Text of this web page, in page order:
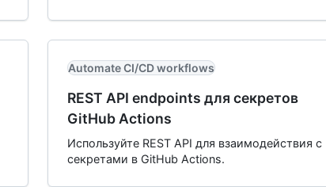
Automate CI/CD workflows
REST API endpoints для секретов
GitHub Actions
Используйте REST API для взаимодействия с
секретами в GitHub Actions.